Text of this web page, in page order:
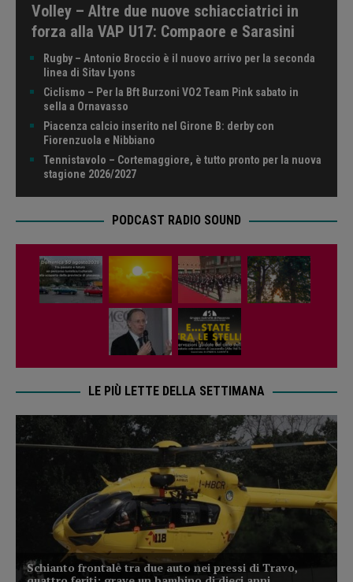
Volley – Altre due nuove schiacciatrici in
forza alla VAP U17: Compaore e Sarasini
Rugby – Antonio Broccio è il nuovo arrivo per la seconda
linea di Sitav Lyons
Ciclismo – Per la Bft Burzoni VO2 Team Pink sabato in
sella a Ornavasso
Piacenza calcio inserito nel Girone B: derby con
Fiorenzuola e Nibbiano
Tennistavolo – Cortemaggiore, è tutto pronto per la nuova
stagione 2026/2027
PODCAST RADIO SOUND
LE PIÙ LETTE DELLA SETTIMANA